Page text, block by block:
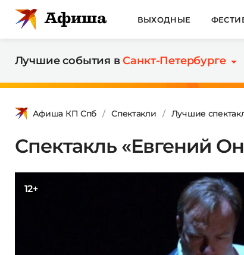
ВЫХОДНЫЕ
Лучшие события вСанкт-Петербурге
Афиша КП Спб Спектакли Лучшие
Спектакль «Евгений
12+